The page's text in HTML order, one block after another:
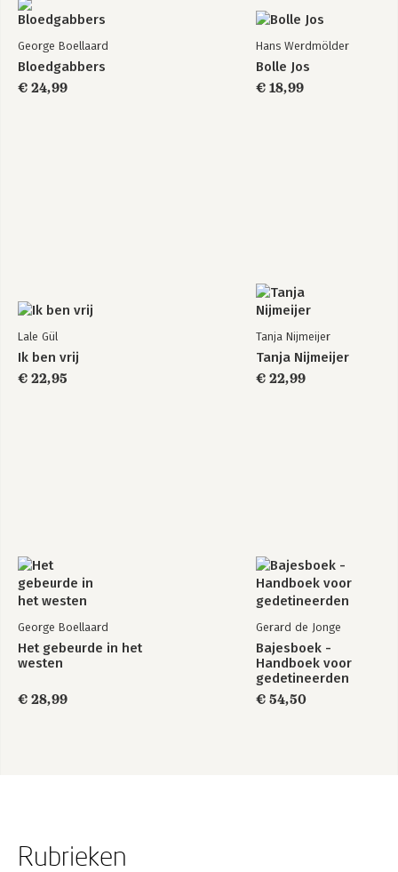
George Boellaard
Bloedgabbers
€ 24,99
Hans Werdmölder
Bolle Jos
€ 18,99
Lale Gül
Ik ben vrij
€ 22,95
Tanja Nijmeijer
Tanja Nijmeijer
€ 22,99
George Boellaard
Het gebeurde in het
westen
€ 28,99
Gerard de Jonge
Bajesboek -
Handboek voor
gedetineerden
€ 54,50
Rubrieken